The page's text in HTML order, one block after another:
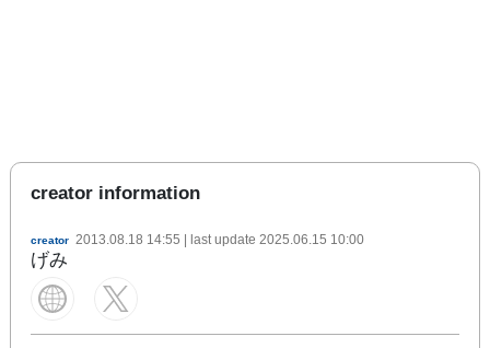
creator information
creator 2013.08.18 14:55 | last update 2025.06.15 10:00
げみ